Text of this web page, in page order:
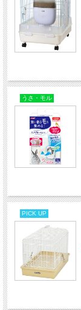
うさ・モル
PICK UP